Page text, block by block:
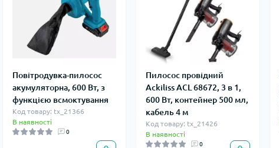
Повітродувка-пилосос
акумуляторна, 600 Вт, з
функцією всмоктування
Код товару: tx_21366
В наявності
0
Пилосос провідний
Ackiliss ACL 68672, 3 в 1,
600 Вт, контейнер 500 мл,
кабель 4 м
Код товару: tx_21426
В наявності
0